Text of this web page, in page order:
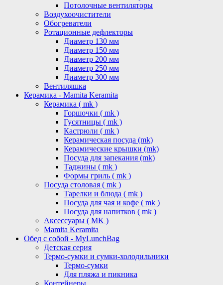
Потолочные вентиляторы
Воздухоочистители
Обогреватели
Ротационные дефлекторы
Диаметр 130 мм
Диаметр 150 мм
Диаметр 200 мм
Диаметр 250 мм
Диаметр 300 мм
Вентиляшка
Керамика - Mamita Keramita
Керамика ( mk )
Горшочки ( mk )
Гусятницы ( mk )
Кастрюли ( mk )
Керамическая посуда (mk)
Керамические крышки (mk)
Посуда для запекания (mk)
Таджины ( mk )
Формы гриль ( mk )
Посуда столовая ( mk )
Тарелки и блюда ( mk )
Посуда для чая и кофе ( mk )
Посуда для напитков ( mk )
Аксессуары ( MK )
Mamita Keramita
Обед с собой - MyLunchBag
Детская серия
Термо-сумки и сумки-холодильники
Термо-сумки
Для пляжа и пикника